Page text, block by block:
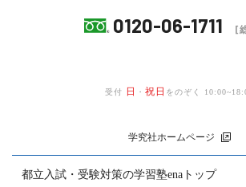
0120-06-1711 [
受付 日 ・ 祝日 をのぞく
学究社ホームページ
都立入試・受験対策の学習塾enaトップ